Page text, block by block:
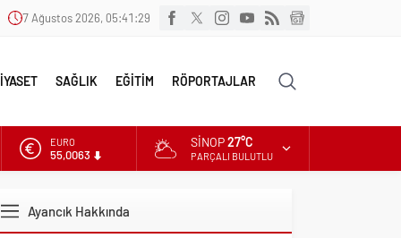
7 Ağustos 2026, 05:41:30
SAĞLIK EĞİTİM RÖPORTAJLAR
ALTIN
6.543,59
EURO
SINOP27°C
PARÇALI BULUTLU
Ayancık Hakkında